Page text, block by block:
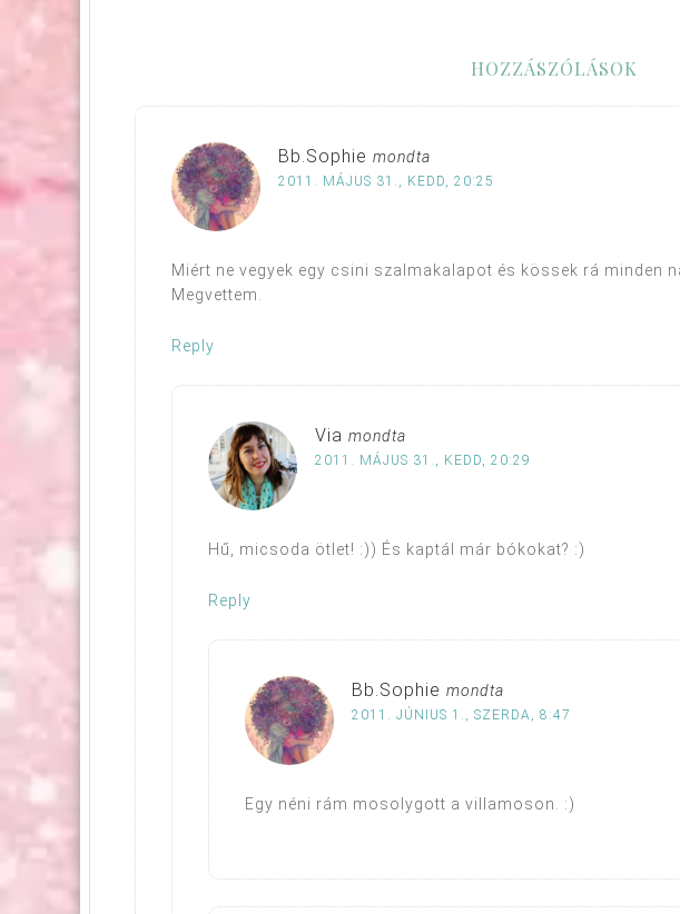
HOZZÁSZÓLÁSOK
Bb.Sophie mondta
2011. MÁJUS 31., KEDD, 20:25
Miért ne vegyek egy csini szalmakalapot és kössek rá minden
Megvettem.
Reply
Via mondta
2011. MÁJUS 31., KEDD, 20:29
Hű, micsoda ötlet! :)) És kaptál már bókokat? :)
Reply
Bb.Sophie mondta
2011. JÚNIUS 1., SZERDA, 8:47
Egy néni rám mosolygott a villamoson. :)